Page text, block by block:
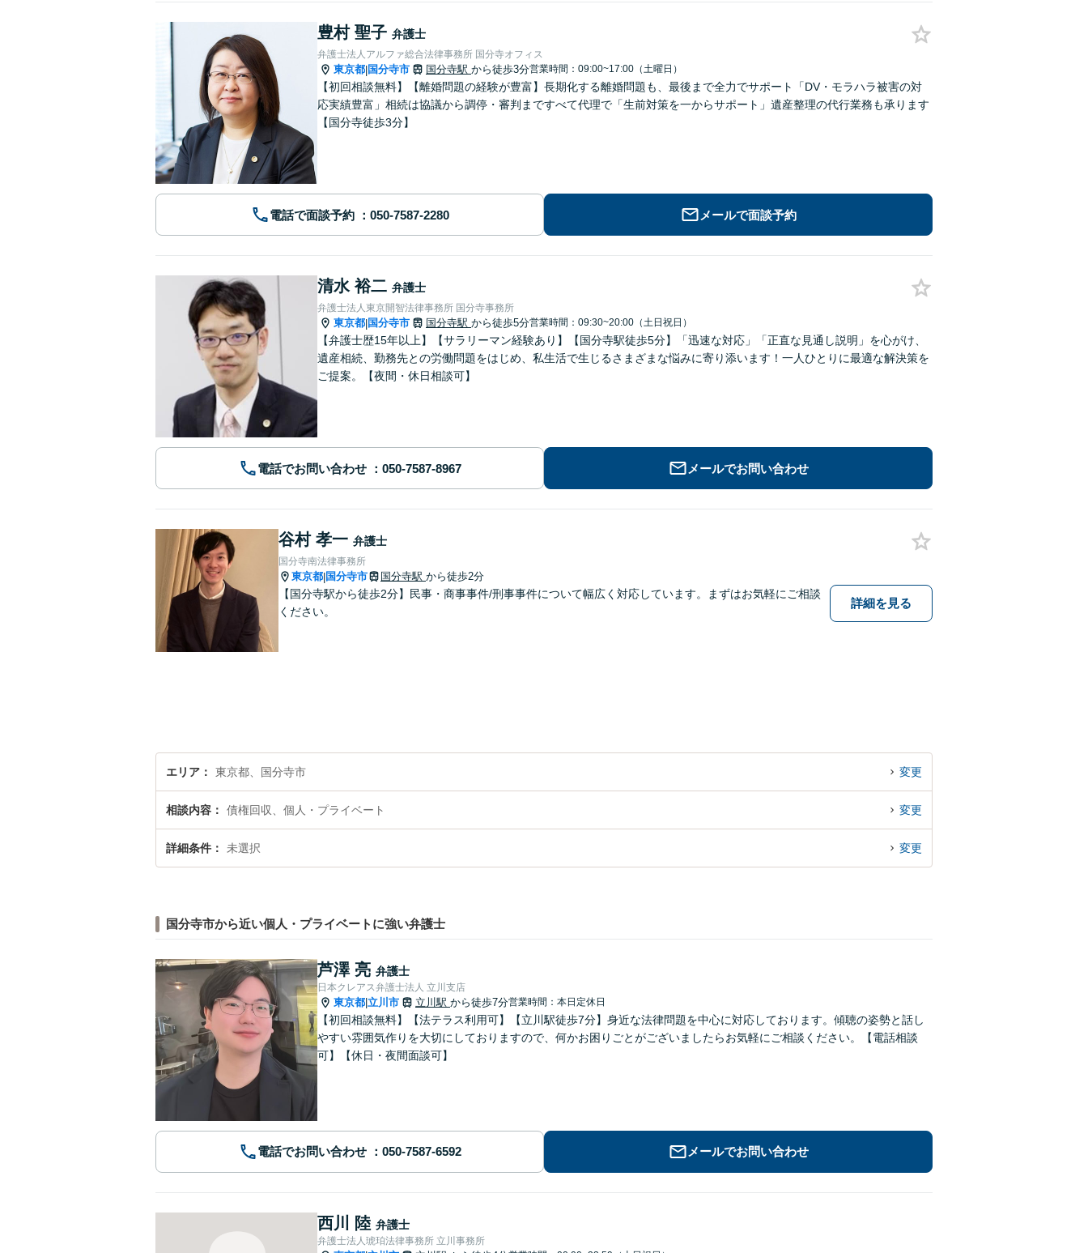
豊村 聖子 弁護士
弁護士法人アルファ総合法律事務所 国分寺オフィス
東京都|国分寺市 国分寺駅 から徒歩3分営業時間：09:00~17:00（土曜日）
【初回相談無料】【離婚問題の経験が豊富】長期化する離婚問題も、最後まで全力でサポート「DV・モラハラ被害の対
応実績豊富」相続は協議から調停・審判まですべて代理で「生前対策を一からサポート」遺産整理の代行業務も承ります
【国分寺徒歩3分】
電話で面談予約 メールで面談予約
清水 裕二 弁護士
弁護士法人東京開智法律事務所 国分寺事務所
東京都|国分寺市 国分寺駅 から徒歩5分営業時間：09:30~20:00（土日祝日）
【弁護士歴15年以上】【サラリーマン経験あり】【国分寺駅徒歩5分】「迅速な対応」「正直な見通し説明」を心がけ、
遺産相続、勤務先との労働問題をはじめ、私生活で生じるさまざまな悩みに寄り添います！一人ひとりに最適な解決策を
ご提案。【夜間・休日相談可】
電話でお問い合わせ メールでお問い合わせ
谷村 孝一 弁護士
国分寺南法律事務所
東京都|国分寺市 国分寺駅 から徒歩2分
【国分寺駅から徒歩2分】民事・商事事件/刑事事件について幅広く対応しています。まずはお気軽にご相談
ください。
詳細を見る
エリア 東京都、国分寺市 変更
相談内容 債権回収、個人・プライベート 変更
詳細条件 未選択 変更
国分寺市から近い個人・プライベートに強い弁護士
芦澤 亮 弁護士
日本クレアス弁護士法人 立川支店
東京都 立川市 立川駅 から徒歩7分営業時間：本日定休日
【初回相談無料】【法テラス利用可】【立川駅徒歩7分】身近な法律問題を中心に対応しております。傾聴の姿勢と話し
やすい雰囲気作りを大切にしておりますので、何かお困りごとがございましたらお気軽にご相談ください。【電話相談
可】【休日・夜間面談可】
電話でお問い合わせ メールでお問い合わせ
西川 陸 弁護士
弁護士法人琥珀法律事務所 立川事務所